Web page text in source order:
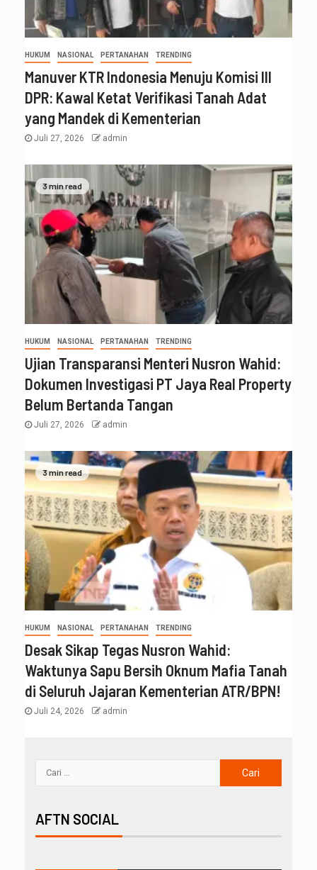
HUKUM NASIONAL PERTANAHAN TRENDING
Manuver KTR Indonesia Menuju Komisi III
DPR: Kawal Ketat Verifikasi Tanah Adat
yang Mandek di Kementerian
Juli 27, 2026 admin
3 min read
HUKUM NASIONAL PERTANAHAN TRENDING
Ujian Transparansi Menteri Nusron Wahid:
Dokumen Investigasi PT Jaya Real Property
Belum Bertanda Tangan
Juli 27, 2026 admin
3 min read
HUKUM NASIONAL PERTANAHAN TRENDING
Desak Sikap Tegas Nusron Wahid:
Waktunya Sapu Bersih Oknum Mafia Tanah
di Seluruh Jajaran Kementerian ATR/BPN!
Juli 24, 2026 admin
AFTN SOCIAL